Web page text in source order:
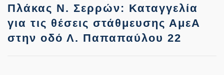
Πλάκας Ν. Σερρών: Καταγγελία
για τις θέσεις στάθμευσης ΑμεΑ
στην οδό Λ. Παπαπαύλου 22